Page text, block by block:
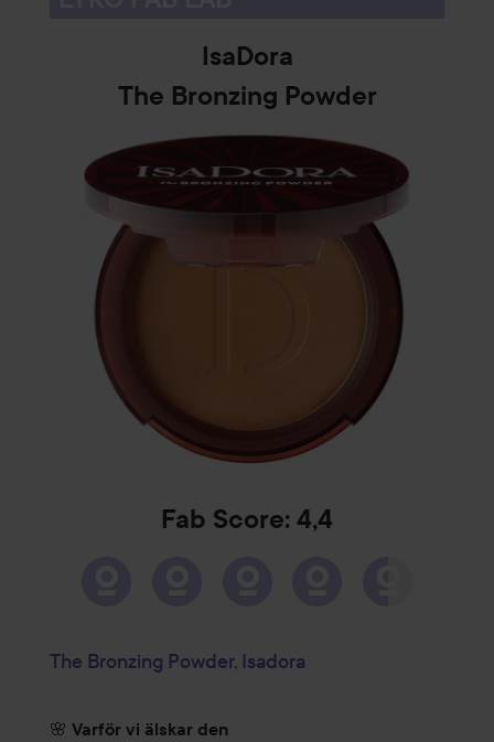
IsaDora
The Bronzing Powder
Fab Score: 4,4
The Bronzing Powder, Isadora
🌸 Varför vi älskar den